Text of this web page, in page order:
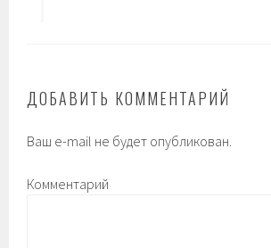
ДОБАВИТЬ КОММЕНТАРИЙ
Ваш e-mail не будет опубликован.
Комментарий